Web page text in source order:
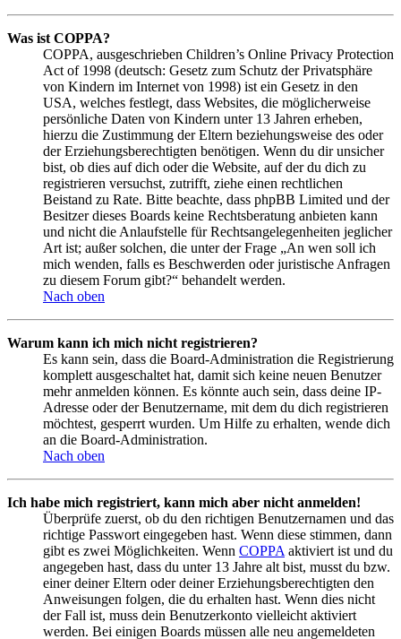
Was ist COPPA?
COPPA, ausgeschrieben Children’s Online Privacy Protection
Act of 1998 (deutsch: Gesetz zum Schutz der Privatsphäre
von Kindern im Internet von 1998) ist ein Gesetz in den
USA, welches festlegt, dass Websites, die möglicherweise
persönliche Daten von Kindern unter 13 Jahren erheben,
hierzu die Zustimmung der Eltern beziehungsweise des oder
der Erziehungsberechtigten benötigen. Wenn du dir unsicher
bist, ob dies auf dich oder die Website, auf der du dich zu
registrieren versuchst, zutrifft, ziehe einen rechtlichen
Beistand zu Rate. Bitte beachte, dass phpBB Limited und der
Besitzer dieses Boards keine Rechtsberatung anbieten kann
und nicht die Anlaufstelle für Rechtsangelegenheiten jeglicher
Art ist; außer solchen, die unter der Frage „An wen soll ich
mich wenden, falls es Beschwerden oder juristische Anfragen
zu diesem Forum gibt?“ behandelt werden.
Nach oben
Warum kann ich mich nicht registrieren?
Es kann sein, dass die Board-Administration die Registrierung
komplett ausgeschaltet hat, damit sich keine neuen Benutzer
mehr anmelden können. Es könnte auch sein, dass deine IP-
Adresse oder der Benutzername, mit dem du dich registrieren
möchtest, gesperrt wurden. Um Hilfe zu erhalten, wende dich
an die Board-Administration.
Nach oben
Ich habe mich registriert, kann mich aber nicht anmelden!
Überprüfe zuerst, ob du den richtigen Benutzernamen und das
richtige Passwort eingegeben hast. Wenn diese stimmen, dann
gibt es zwei Möglichkeiten. Wenn COPPA aktiviert ist und du
angegeben hast, dass du unter 13 Jahre alt bist, musst du bzw.
einer deiner Eltern oder deiner Erziehungsberechtigten den
Anweisungen folgen, die du erhalten hast. Wenn dies nicht
der Fall ist, muss dein Benutzerkonto vielleicht aktiviert
werden. Bei einigen Boards müssen alle neu angemeldeten